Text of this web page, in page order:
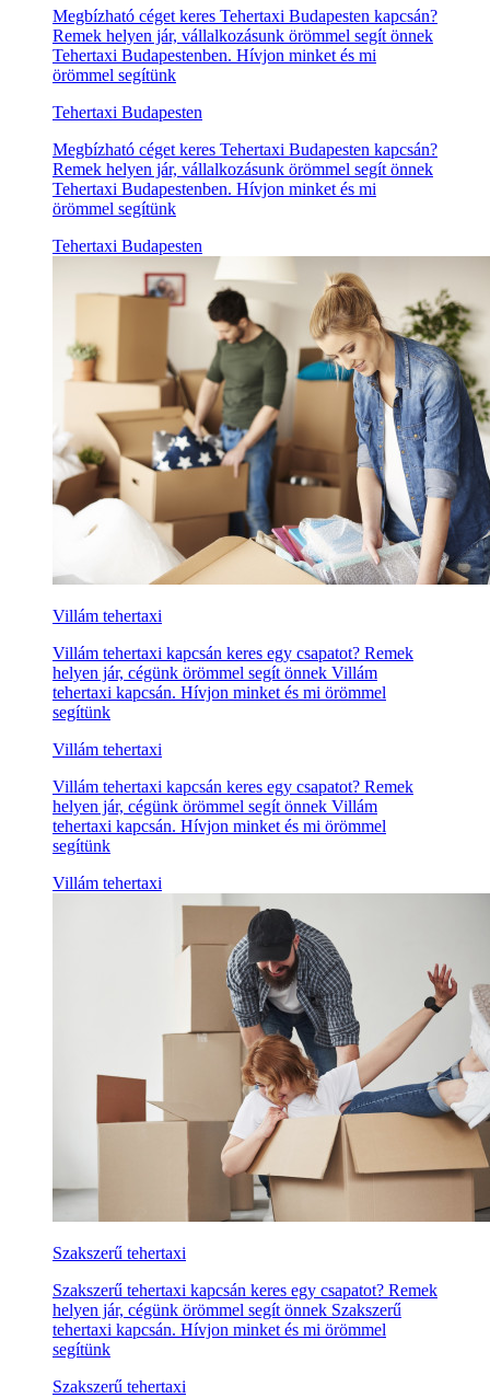
Megbízható céget keres Tehertaxi Budapesten kapcsán?
Remek helyen jár, vállalkozásunk örömmel segít önnek
Tehertaxi Budapestenben. Hívjon minket és mi
örömmel segítünk
Tehertaxi Budapesten
Megbízható céget keres Tehertaxi Budapesten kapcsán?
Remek helyen jár, vállalkozásunk örömmel segít önnek
Tehertaxi Budapestenben. Hívjon minket és mi
örömmel segítünk
Tehertaxi Budapesten
Villám tehertaxi
Villám tehertaxi kapcsán keres egy csapatot? Remek
helyen jár, cégünk örömmel segít önnek Villám
tehertaxi kapcsán. Hívjon minket és mi örömmel
segítünk
Villám tehertaxi
Villám tehertaxi kapcsán keres egy csapatot? Remek
helyen jár, cégünk örömmel segít önnek Villám
tehertaxi kapcsán. Hívjon minket és mi örömmel
segítünk
Villám tehertaxi
Szakszerű tehertaxi
Szakszerű tehertaxi kapcsán keres egy csapatot? Remek
helyen jár, cégünk örömmel segít önnek Szakszerű
tehertaxi kapcsán. Hívjon minket és mi örömmel
segítünk
Szakszerű tehertaxi